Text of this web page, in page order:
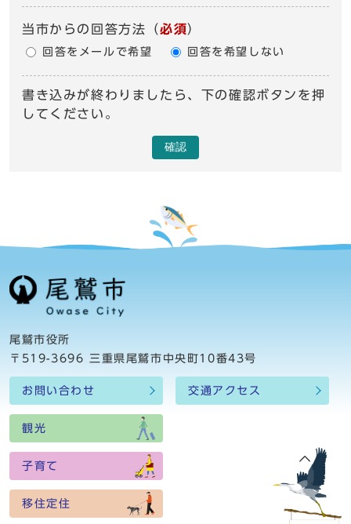
当市からの回答方法 （必須）
回答をメールで希望 回答を希望しない
書き込みが終わりましたら、下の確認ボタンを押
してください。
確認
尾鷲市役所
〒519-3696 三重県尾鷲市中央町10番43号
お問い合わせ 交通アクセス
観光
子育て
移住定住